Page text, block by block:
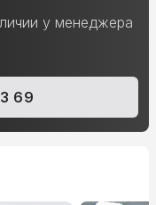
у менеджера
69